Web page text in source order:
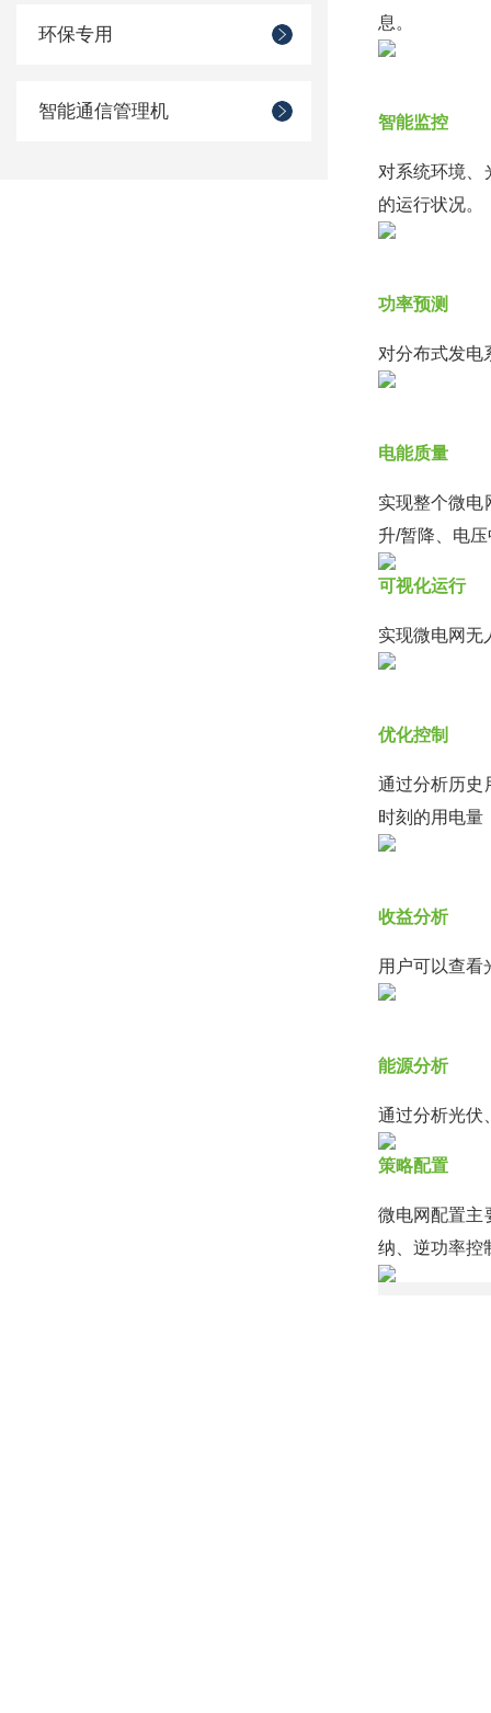
环保专用
智能通信管理机
息。
智能监控
对系统环境、
的运行状况。
功率预测
对分布式发电
电能质量
实现整个微电
升/暂降、电
可视化运行
实现微电网无
优化控制
通过分析历史
时刻的用电量
收益分析
用户可以查看
能源分析
通过分析光伏
策略配置
微电网配置主
纳、逆功率控